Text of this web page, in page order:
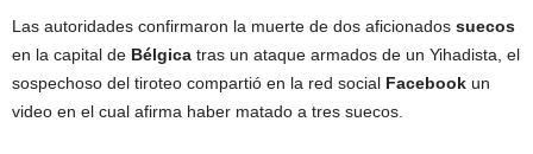
Las autoridades confirmaron la muerte de dos aficionados suecos
en la capital de Bélgica tras un ataque armados de un Yihadista, el
sospechoso del tiroteo compartió en la red social Facebook un
video en el cual afirma haber matado a tres suecos.